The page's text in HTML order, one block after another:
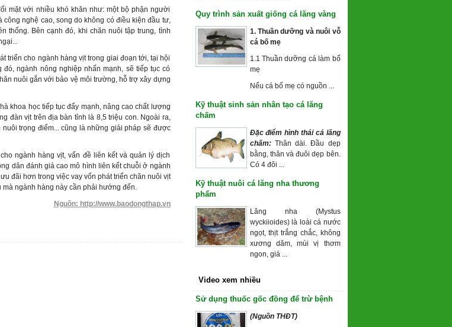
mặt với nhiều khó khăn như: một bộ phận người
nghệ cao, song do không có điều kiện đầu tư,
thống. Bên cạnh đó, khi chăn nuôi tập trung, tình
triển cho ngành hàng vịt trong giai đoạn tới, tại hội
ngành nông nghiệp nhấn mạnh, sẽ tiếp tục có
nuôi gắn với bảo vệ môi trường, hỗ trợ xây dựng
khoa học tiếp tục đẩy mạnh, nâng cao chất lượng
đàn vịt trên địa bàn tỉnh là 8,5 triệu con. Ngoài ra,
trọng điểm... cũng là những giải pháp sẽ được
ngành hàng vịt, vấn đề liên kết và quản lý dịch
dân đánh giá cao mô hình liên kết chuỗi ở ngành
đãi hơn trong việc vay vốn phát triển chăn nuôi vịt
ngành hàng này cần phải hướng đến.
Nguồn: http://www.baodongthap.vn
Quy trình sản xuất giống cá lăng vàng
1. Thuần dưỡng và nuôi vỗ
cábố mẹ
1.1 Thuần dưỡng cá làm bố
mẹ
Nếu cá bố mẹ có nguồn ...
Kỹ thuật sinh sản nhân tạo cá lăng
chấm
Đặc điểm hình thái cá lăng
chấm:Thân dài. Đầu dẹp
bằng, thân và đuôi dẹp bên.
Có 4 đôi ...
Kỹ thuật nuôi cá lăng nha thương
phẩm
Lăng nha (Mystus
wyckiioides) là loài cá nước
ngọt, thịt trắng chắc, không
xương dăm, mùi vị thơm
ngon, giá ...
Video xem nhiều
Sử dụng thuốc gốc đồng để trừ bệnh
(Nguồn THĐT)